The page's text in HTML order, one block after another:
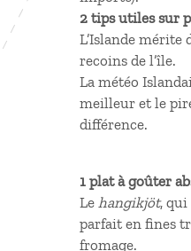
2 tips utiles sur
L’Islande mérite
recoins de l’île.
La météo
meilleur et le
différence.
1 plat à goûter
Le hangikjöt, qui
parfait en fines
fromage.